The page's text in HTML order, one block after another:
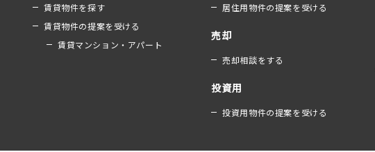
賃貸物件を探す
賃貸物件の提案を受ける
賃貸マンション・アパート
居住用物件の提案を受ける
売却
売却相談をする
投資用
投資用物件の提案を受ける